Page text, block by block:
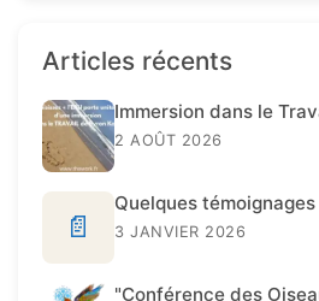
Articles récents
Immersion dans le
2 AOÛT 2026
📄
Quelques
3 JANVIER 2026
"Conférence des